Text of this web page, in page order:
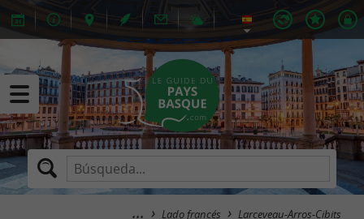
Lado francés Larceveau-Arros-Cibits